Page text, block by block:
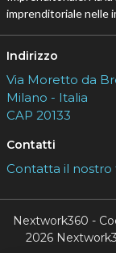
imprenditoriale nelle
Indirizzo
Via Moretto da
Milano - Italia
CAP 20133
Contatti
Contatta il
Nextwork360 -
2026